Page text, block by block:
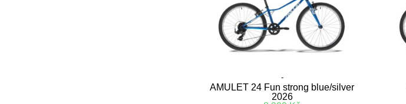
-
AMULET 24 Fun strong blue/silver
2026